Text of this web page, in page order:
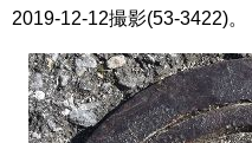
2019-12-12撮影(53-3422)。